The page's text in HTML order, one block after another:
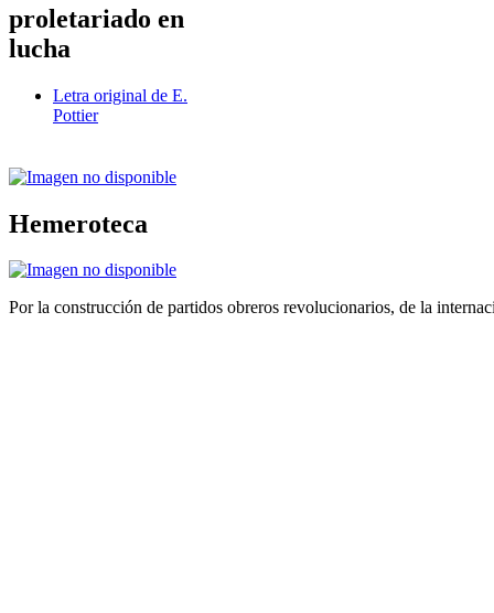
proletariado en
lucha
Letra original de E.
Pottier
Hemeroteca
Por la construcción de partidos obreros revolucionarios, de la